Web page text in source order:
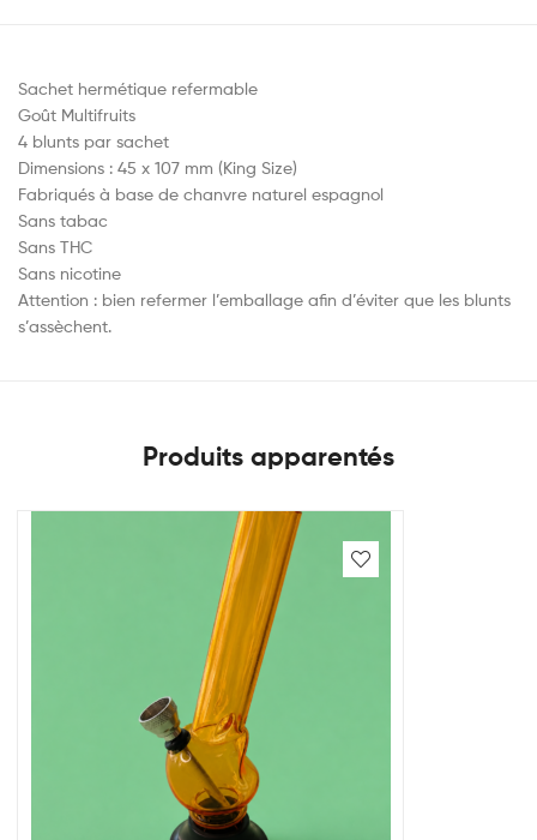
Sachet hermétique refermable
Goût Multifruits
4 blunts par sachet
Dimensions : 45 x 107 mm (King Size)
Fabriqués à base de chanvre naturel espagnol
Sans tabac
Sans THC
Sans nicotine
Attention : bien refermer l’emballage afin d’éviter que les blunts
s’assèchent.
Produits apparentés